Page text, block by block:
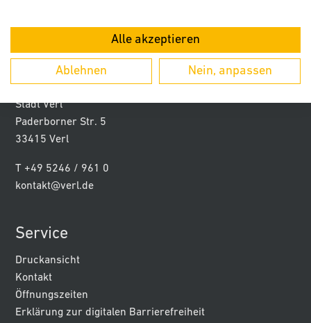
Kontakt
Stadt Verl
Paderborner Str. 5
33415 Verl
T +49 5246 / 961 0
kontakt@verl.de
Service
Druckansicht
Kontakt
Öffnungszeiten
Erklärung zur digitalen Barrierefreiheit
Alle akzeptieren
Ablehnen Nein, anpassen